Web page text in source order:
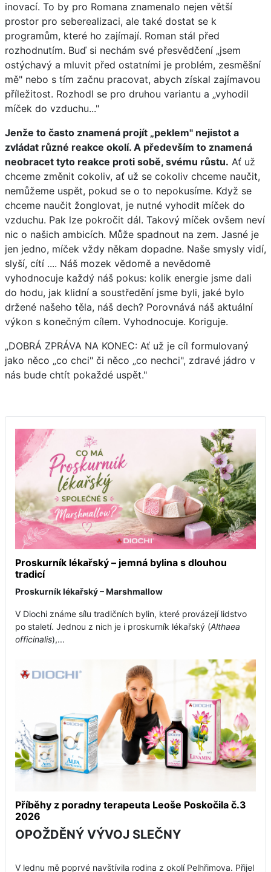
inovací. To by pro Romana znamenalo nejen větší
prostor pro seberealizaci, ale také dostat se k
programům, které ho zajímají. Roman stál před
rozhodnutím. Buď si nechám své přesvědčení „jsem
ostýchavý a mluvit před ostatními je problém, zesměšní
mě" nebo s tím začnu pracovat, abych získal zajímavou
příležitost. Rozhodl se pro druhou variantu a „vyhodil
míček do vzduchu..."
Jenže to často znamená projít „peklem" nejistot a
zvládat různé reakce okolí. A především to znamená
neobracet tyto reakce proti sobě, svému růstu. Ať už
chceme změnit cokoliv, ať už se cokoliv chceme naučit,
nemůžeme uspět, pokud se o to nepokusíme. Když se
chceme naučit žonglovat, je nutné vyhodit míček do
vzduchu. Pak lze pokročit dál. Takový míček ovšem neví
nic o našich ambicích. Může spadnout na zem. Jasné je
jen jedno, míček vždy někam dopadne. Naše smysly vidí,
slyší, cítí .... Náš mozek vědomě a nevědomě
vyhodnocuje každý náš pokus: kolik energie jsme dali
do hodu, jak klidní a soustředění jsme byli, jaké bylo
držené našeho těla, náš dech? Porovnává náš aktuální
výkon s konečným cílem. Vyhodnocuje. Koriguje.
„DOBRÁ ZPRÁVA NA KONEC: Ať už je cíl formulovaný
jako něco „co chci" či něco „co nechci", zdravé jádro v
nás bude chtít pokaždé uspět."
Proskurník lékařský – jemná bylina s dlouhou
tradicí
Proskurník lékařský – Marshmallow
V Diochi známe sílu tradičních bylin, které provázejí lidstvo
po staletí. Jednou z nich je i proskurník lékařský (Althaea
officinalis),...
Příběhy z poradny terapeuta Leoše Poskočila č.3
2026
OPOŽDĚNÝ VÝVOJ SLEČNY
V lednu mě poprvé navštívila rodina z okolí Pelhřimova. Přijel